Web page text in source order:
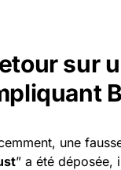
sur
une
” a été déposée,